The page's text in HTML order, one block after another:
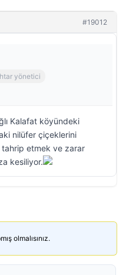
#19012
yönetici
Kalafat köyündeki
nilüfer çiçeklerini
etmek ve zarar
kesiliyor.
olmalısınız.